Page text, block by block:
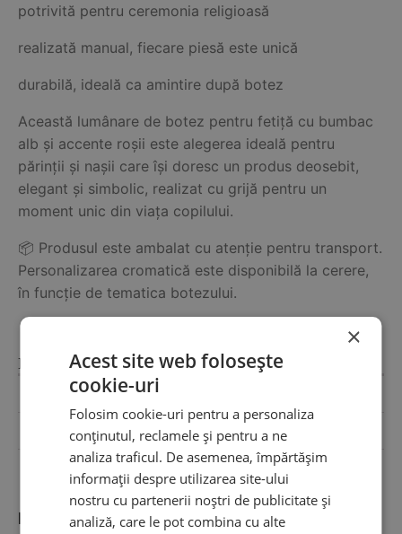
potrivită pentru ceremonia religioasă
realizată manual, fiecare piesă este unică
durabilă, ideală ca amintire după botez
Această lumânare de botez pentru fetiță cu bumbac
alb și accente roșii este alegerea ideală pentru
părinții și nașii care își doresc un produs deosebit,
elegant și simbolic, realizat cu grijă pentru un
moment unic din viața copilului.
📦 Produsul este ambalat cu atenție pentru transport.
Personalizarea cromatică este disponibilă la cerere,
în funcție de tematica botezului.
Informații suplimentare
Dimensiuni
30 × 5.5 cm
Părerea ta contează
×
Acest site web folosește
cookie-uri
Folosim cookie-uri pentru a personaliza
conținutul, reclamele și pentru a ne
analiza traficul. De asemenea, împărtășim
informații despre utilizarea site-ului
nostru cu partenerii noștri de publicitate și
analiză, care le pot combina cu alte